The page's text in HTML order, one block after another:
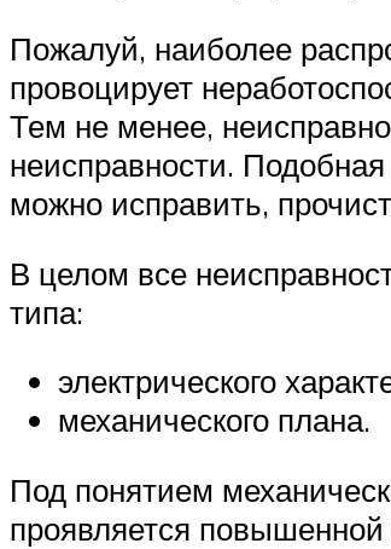
Пожалуй, наиболее
провоцирует
Тем не менее,
неисправности.
можно исправить,
В целом все
типа:
электрического
механического плана.
Под понятием
проявляется